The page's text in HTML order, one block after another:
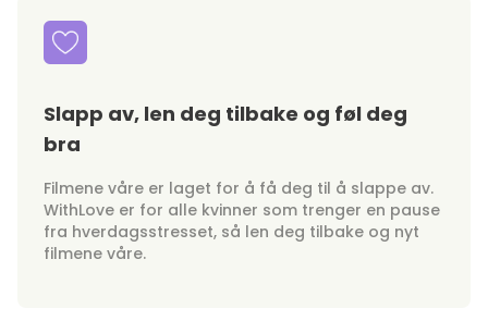
Slapp av, len deg tilbake og føl deg
bra
Filmene våre er laget for å få deg til å slappe av.
WithLove er for alle kvinner som trenger en pause
fra hverdagsstresset, så len deg tilbake og nyt
filmene våre.